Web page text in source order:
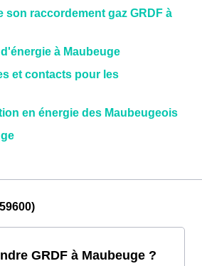
son raccordement gaz GRDF à
à Maubeuge
et contacts pour les
en énergie des Maubeugeois
GRDF à Maubeuge ?